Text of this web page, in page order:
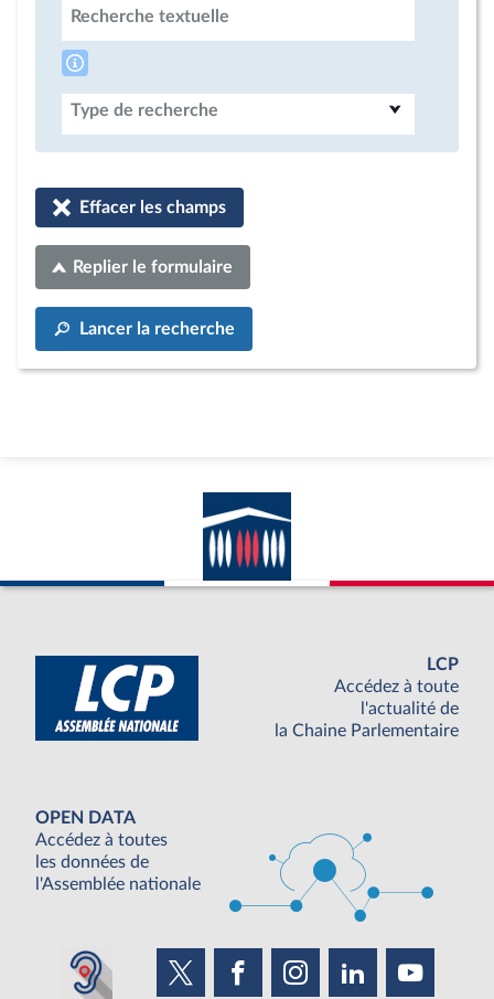
Recherche textuelle
Type de recherche
Effacer les champs
Replier le formulaire
Lancer la recherche
LCP
Accédez à toute
l'actualité de
la Chaine Parlementaire
OPEN DATA
Accédez à toutes
les données de
l'Assemblée nationale